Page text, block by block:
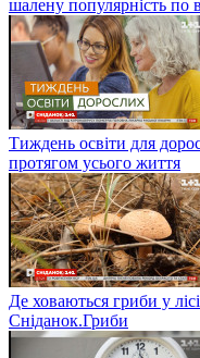
шалену популярність по
Тиждень освіти для
протягом усього життя
Де ховаються гриби у
Сніданок.Гриби